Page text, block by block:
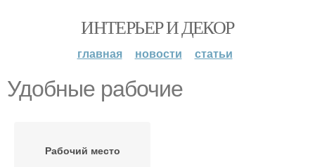
ИНТЕРЬЕР И ДЕКОР
главная новости статьи
Удобные рабочие
Рабочий место